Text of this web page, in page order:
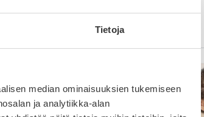
Tietoja
median ominaisuuksien tukemiseen
ja analytiikka-alan
Katso kaikki Wella Professionals-tuotteet